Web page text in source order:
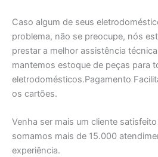
Caso algum de seus
problema, não se preocupe, nós
prestar a melhor assistência
mantemos estoque de peças para
eletrodomésticos.Pagamento
os cartões.
Venha ser mais um cliente
somamos mais de 15.000
experiência.